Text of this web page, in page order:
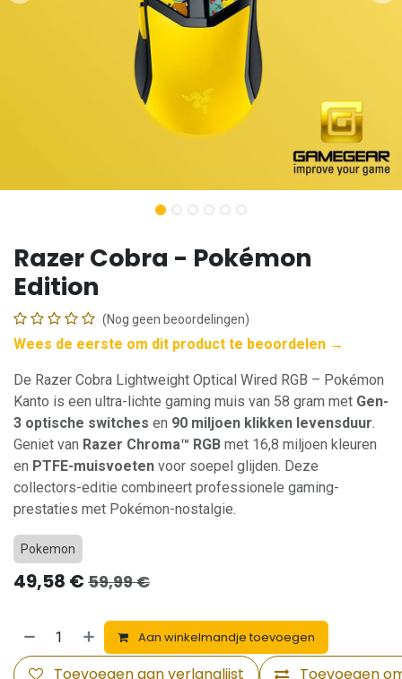
Razer Cobra - Pokémon
Edition
(Nog geen beoordelingen)
Wees de eerste om dit product te beoordelen →
De Razer Cobra Lightweight Optical Wired RGB – Pokémon
Kanto is een ultra-lichte gaming muis van 58 gram met Gen-
3 optische switches en 90 miljoen klikken levensduur.
Geniet van Razer Chroma™ RGB met 16,8 miljoen kleuren
en PTFE-muisvoeten voor soepel glijden. Deze
collectors-editie combineert professionele gaming-
prestaties met Pokémon-nostalgie.
Pokemon
49,58 € 59,99€
Aan winkelmandje toevoegen
Toevoegen
Toevoegen aan verlanglijst